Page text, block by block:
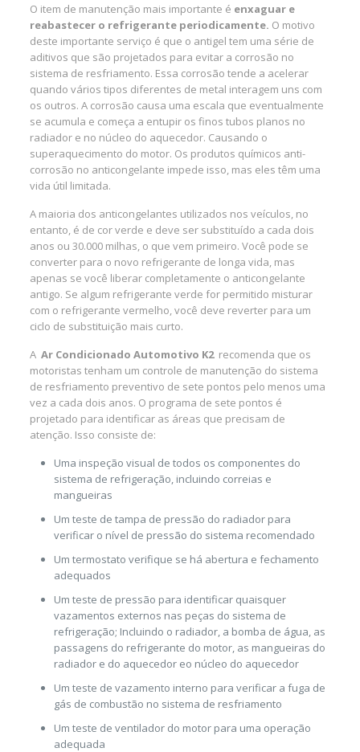
O item de manutenção mais importante é enxaguar e
reabastecer o refrigerante periodicamente. O motivo
deste importante serviço é que o antigel tem uma série de
aditivos que são projetados para evitar a corrosão no
sistema de resfriamento. Essa corrosão tende a acelerar
quando vários tipos diferentes de metal interagem uns com
os outros. A corrosão causa uma escala que eventualmente
se acumula e começa a entupir os finos tubos planos no
radiador e no núcleo do aquecedor. Causando o
superaquecimento do motor. Os produtos químicos anti-
corrosão no anticongelante impede isso, mas eles têm uma
vida útil limitada.
A maioria dos anticongelantes utilizados nos veículos, no
entanto, é de cor verde e deve ser substituído a cada dois
anos ou 30.000 milhas, o que vem primeiro. Você pode se
converter para o novo refrigerante de longa vida, mas
apenas se você liberar completamente o anticongelante
antigo. Se algum refrigerante verde for permitido misturar
com o refrigerante vermelho, você deve reverter para um
ciclo de substituição mais curto.
AAr Condicionado Automotivo K2recomenda que os
motoristas tenham um controle de manutenção do sistema
de resfriamento preventivo de sete pontos pelo menos uma
vez a cada dois anos. O programa de sete pontos é
projetado para identificar as áreas que precisam de
atenção. Isso consiste de:
Uma inspeção visual de todos os componentes do
sistema de refrigeração, incluindo correias e
mangueiras
Um teste de tampa de pressão do radiador para
verificar o nível de pressão do sistema recomendado
Um termostato verifique se há abertura e fechamento
adequados
Um teste de pressão para identificar quaisquer
vazamentos externos nas peças do sistema de
refrigeração; Incluindo o radiador, a bomba de água, as
passagens do refrigerante do motor, as mangueiras do
radiador e do aquecedor eo núcleo do aquecedor
Um teste de vazamento interno para verificar a fuga de
gás de combustão no sistema de resfriamento
Um teste de ventilador do motor para uma operação
adequada